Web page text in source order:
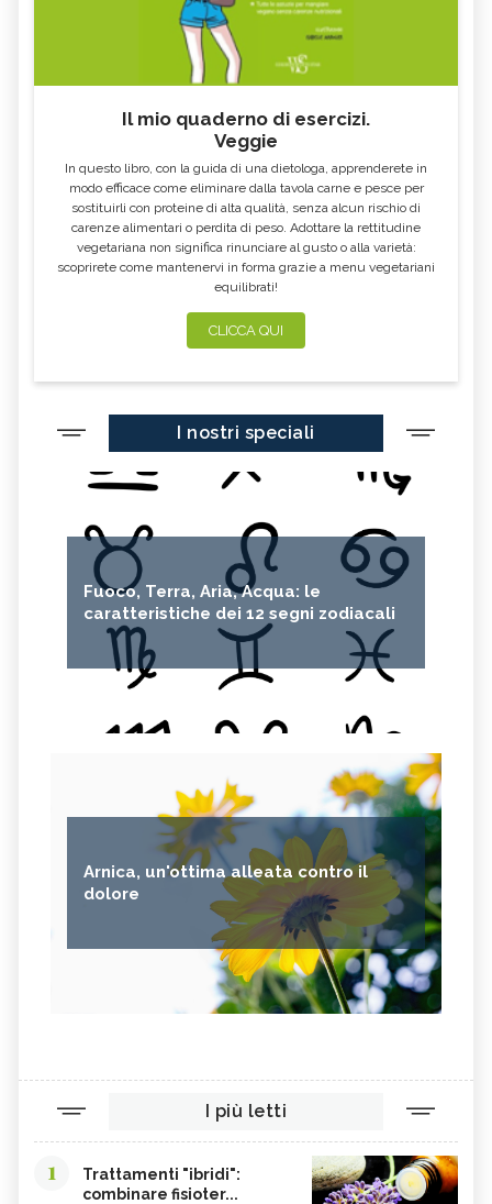
Il mio quaderno di esercizi.
Veggie
In questo libro, con la guida di una dietologa, apprenderete in
modo efficace come eliminare dalla tavola carne e pesce per
sostituirli con proteine di alta qualità, senza alcun rischio di
carenze alimentari o perdita di peso. Adottare la rettitudine
vegetariana non significa rinunciare al gusto o alla varietà:
scoprirete come mantenervi in forma grazie a menu vegetariani
equilibrati!
CLICCA QUI
I nostri speciali
Fuoco, Terra, Aria, Acqua: le
caratteristiche dei 12 segni zodiacali
Arnica, un'ottima alleata contro il
dolore
I più letti
1
Trattamenti "ibridi":
combinare fisioter...